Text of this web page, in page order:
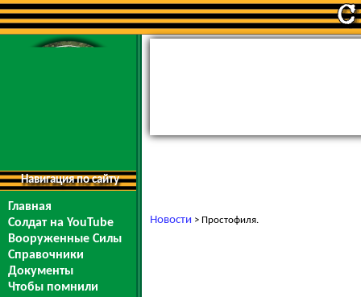
Навигация по сайту
Главная
Солдат на YouTube
Вооруженные Силы
Справочники
Документы
Чтобы помнили
Новости > Простофиля.